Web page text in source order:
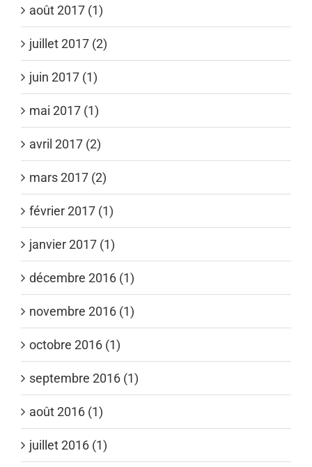
août 2017 (1)
juillet 2017 (2)
juin 2017 (1)
mai 2017 (1)
avril 2017 (2)
mars 2017 (2)
février 2017 (1)
janvier 2017 (1)
décembre 2016 (1)
novembre 2016 (1)
octobre 2016 (1)
septembre 2016 (1)
août 2016 (1)
juillet 2016 (1)